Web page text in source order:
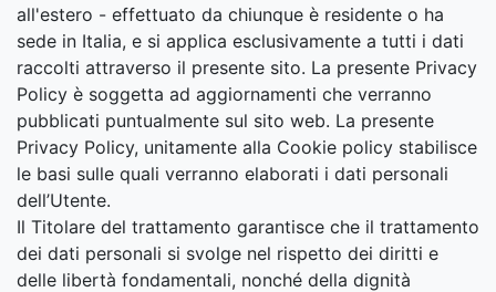
all'estero - effettuato da chiunque è residente o ha
sede in Italia, e si applica esclusivamente a tutti i dati
raccolti attraverso il presente sito. La presente Privacy
Policy è soggetta ad aggiornamenti che verranno
pubblicati puntualmente sul sito web. La presente
Privacy Policy, unitamente alla Cookie policy stabilisce
le basi sulle quali verranno elaborati i dati personali
dell’Utente.
Il Titolare del trattamento garantisce che il trattamento
dei dati personali si svolge nel rispetto dei diritti e
delle libertà fondamentali, nonché della dignità